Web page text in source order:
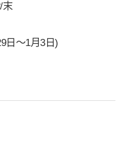
末
日～1月3日)